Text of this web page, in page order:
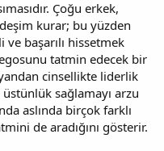
Çoğu erkek,
kurar; bu yüzden
başarılı hissetmek
tatmin edecek bir
cinsellikte liderlik
sağlamayı arzu
aslında birçok farklı
de aradığını gösterir.